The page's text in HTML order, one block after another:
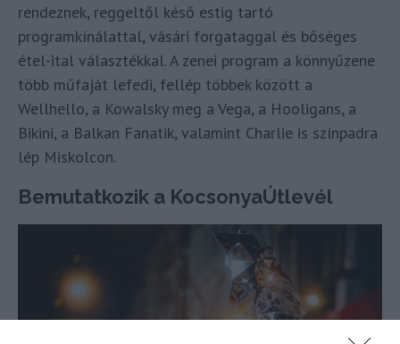
rendeznek, reggeltől késő estig tartó
programkínálattal, vásári forgataggal és bőséges
étel-ital választékkal. A zenei program a könnyűzene
több műfaját lefedi, fellép többek között a
Wellhello, a Kowalsky meg a Vega, a Hooligans, a
Bikini, a Balkan Fanatik, valamint Charlie is színpadra
lép Miskolcon.
Bemutatkozik a KocsonyaÚtlevél